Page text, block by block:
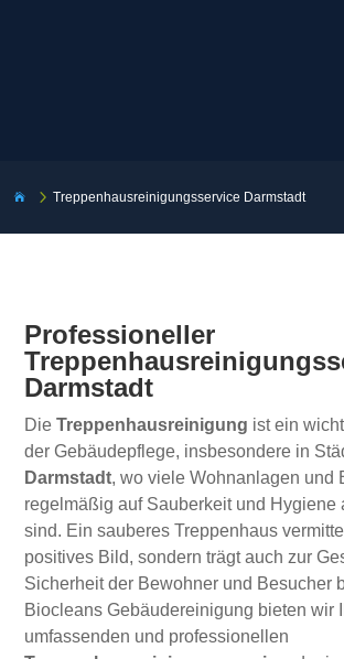
 5Treppenhausreinigungsservice Darmstadt
Professioneller
Darmstadt
DieTreppenhausreinigung ist ein
der Gebäudepflege, insbesondere in
Darmstadt, wo viele Wohnanlagen und
regelmäßig auf Sauberkeit und Hygiene
sind. Ein sauberes Treppenhaus
positives Bild, sondern trägt auch zur
Sicherheit der Bewohner und Besucher
Biocleans Gebäudereinigung bieten wir
umfassenden und professionellen